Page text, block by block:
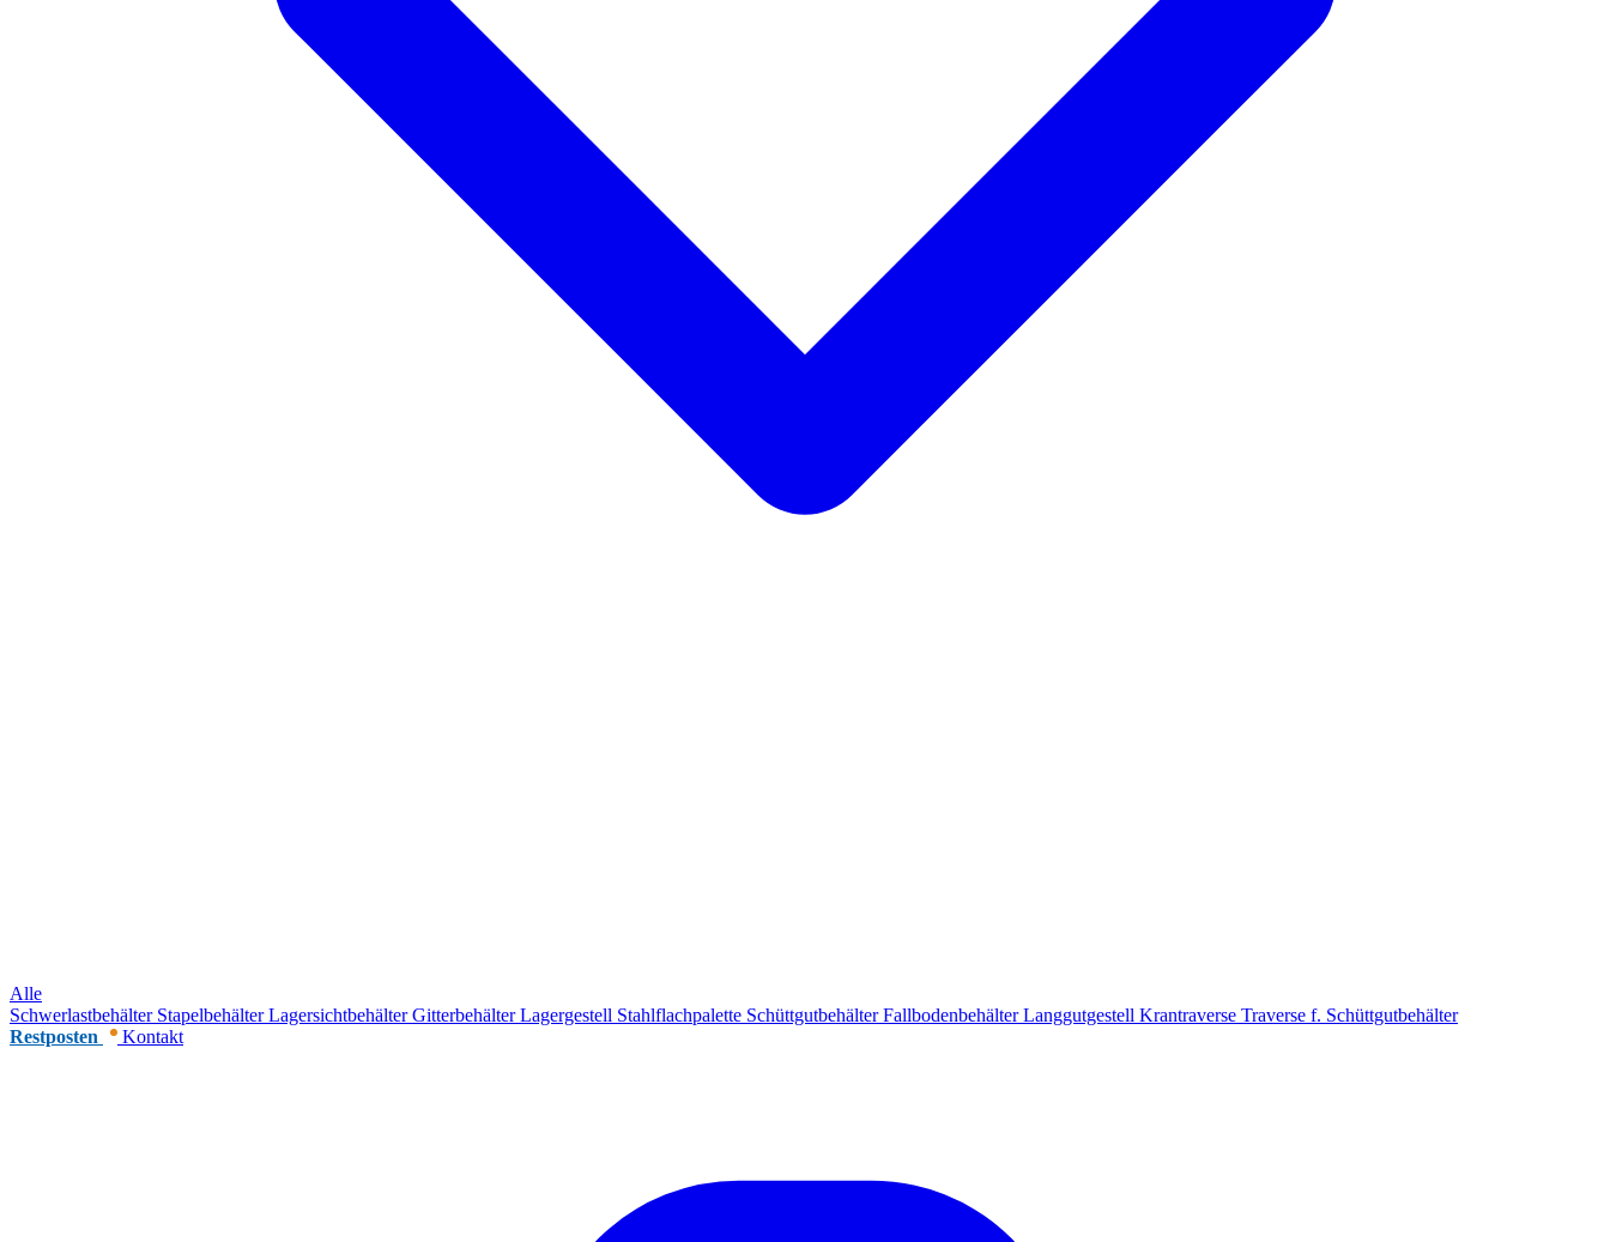
Alle
Schwerlastbehälter StapelbehälterLagersichtbehälterGitterbehälterLagergestell Stahlflachpalette SchüttgutbehälterFallbodenbehälterLanggutgestell Krantraverse Traverse f. Schüttgutbehälter
Restposten
Kontakt